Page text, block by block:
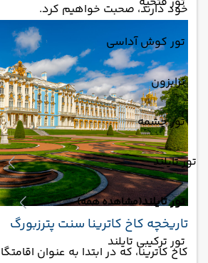
تور کوش آداسی
ترابزون
تور چشمه
تور تایلند
تور تایلند(مشاهده همه)
تور ترکیبی تایلند
خود دارند، صحبت خواهیم کرد.
تاریخچه کاخ کاترینا سنت پترزبورگ
کاخ کاترینا، که در ابتدا به عنوان